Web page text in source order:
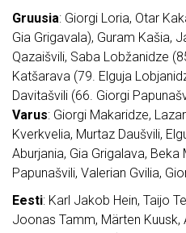
Gruusia: Giorgi Loria, Otar
Gia Grigavala), Guram Kašia,
Qazaišvili, Saba Lobžanidze
Katšarava (79. Elguja
Davitašvili (66. Giorgi
Varus: Giorgi Makaridze,
Kverkvelia, Murtaz Daušvili,
Aburjania, Gia Grigalava, Beka
Papunašvili, Valerian Gvilia,
Eesti: Karl Jakob Hein, Taijo
Joonas Tamm, Märten Kuusk,